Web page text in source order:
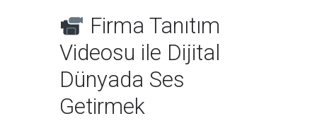
Firma Tanıtım
Videosu ile Dijital
Dünyada Ses
Getirmek